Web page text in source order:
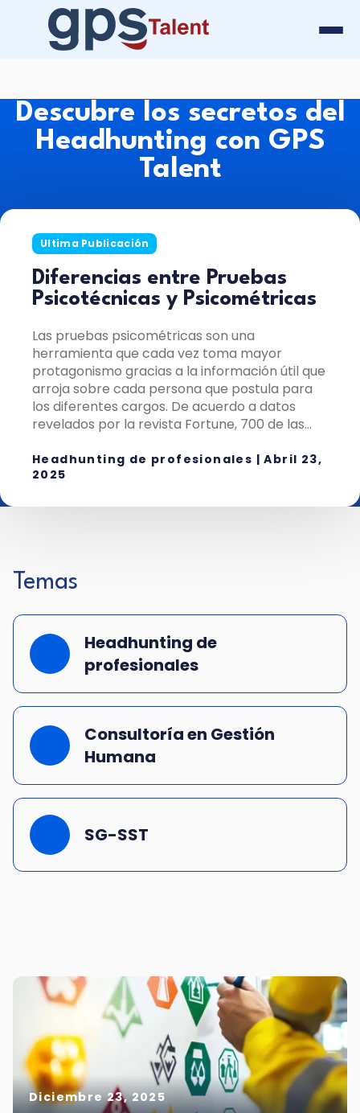
Descubre los secretos del
Headhunting con GPS
Talent
Ultima Publicación
Diferencias entre Pruebas
Psicotécnicas y Psicométricas
Las pruebas psicométricas son una
herramienta que cada vez toma mayor
protagonismo gracias a la información útil que
arroja sobre cada persona que postula para
los diferentes cargos. De acuerdo a datos
revelados por la revista Fortune, 700 de las...
Headhunting de profesionales |Abril 23,
2025
Temas
Headhunting de
profesionales
Consultoría en Gestión
Humana
SG-SST
Diciembre 23, 2025